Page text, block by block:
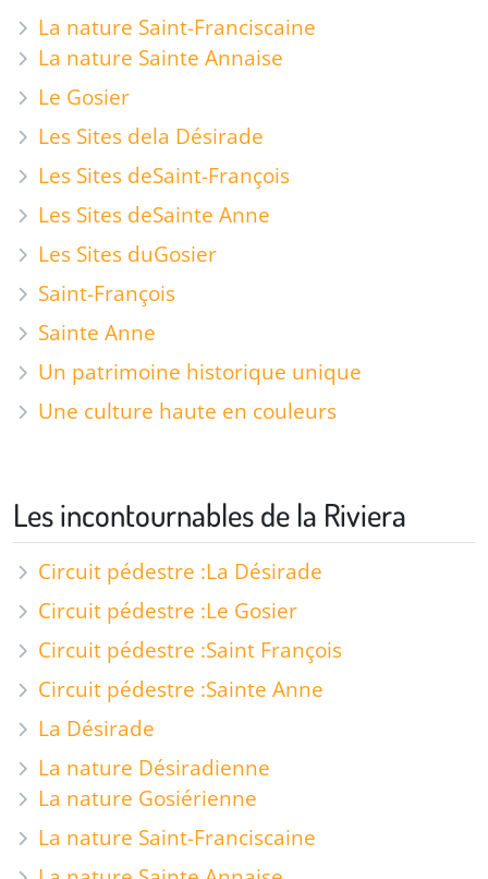
La nature Saint-Franciscaine
La nature Sainte Annaise
Le Gosier
Les Sites dela Désirade
Les Sites deSaint-François
Les Sites deSainte Anne
Les Sites duGosier
Saint-François
Sainte Anne
Un patrimoine historique unique
Une culture haute en couleurs
Les incontournables de la Riviera
Circuit pédestre :La Désirade
Circuit pédestre :Le Gosier
Circuit pédestre :Saint François
Circuit pédestre :Sainte Anne
La Désirade
La nature Désiradienne
La nature Gosiérienne
La nature Saint-Franciscaine